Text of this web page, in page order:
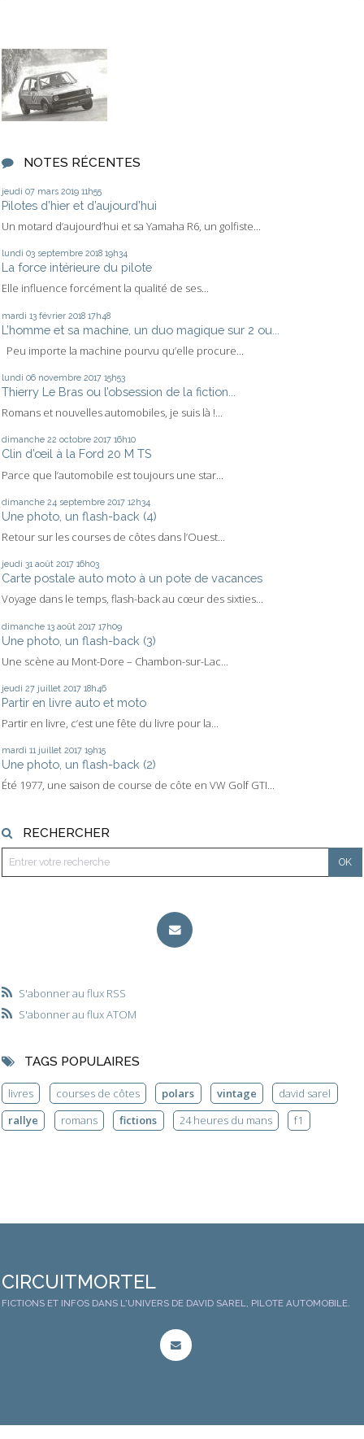
NOTES RÉCENTES
jeudi 07 mars 2019 11h55
Pilotes d’hier et d’aujourd’hui
Un motard d’aujourd’hui et sa Yamaha R6, un golfiste...
lundi 03 septembre 2018 19h34
La force intérieure du pilote
Elle influence forcément la qualité de ses...
mardi 13 février 2018 17h48
L’homme et sa machine, un duo magique sur 2 ou...
Peu importe la machine pourvu qu’elle procure...
lundi 06 novembre 2017 15h53
Thierry Le Bras ou l’obsession de la fiction...
Romans et nouvelles automobiles, je suis là !...
dimanche 22 octobre 2017 16h10
Clin d’œil à la Ford 20 M TS
Parce que l’automobile est toujours une star...
dimanche 24 septembre 2017 12h34
Une photo, un flash-back (4)
Retour sur les courses de côtes dans l’Ouest...
jeudi 31 août 2017 16h03
Carte postale auto moto à un pote de vacances
Voyage dans le temps, flash-back au cœur des sixties...
dimanche 13 août 2017 17h09
Une photo, un flash-back (3)
Une scène au Mont-Dore – Chambon-sur-Lac...
jeudi 27 juillet 2017 18h46
Partir en livre auto et moto
Partir en livre, c’est une fête du livre pour la...
mardi 11 juillet 2017 19h15
Une photo, un flash-back (2)
Été 1977, une saison de course de côte en VW Golf GTI...
RECHERCHER
S'abonner au flux RSS
S'abonner au flux ATOM
TAGS POPULAIRES
livres courses de côtes polars vintage
david sarel
rallye
romans fictions 24 heures du mans f1
CIRCUITMORTEL
FICTIONS ET INFOS DANS L'UNIVERS DE DAVID SAREL, PILOTE AUTOMOBILE.